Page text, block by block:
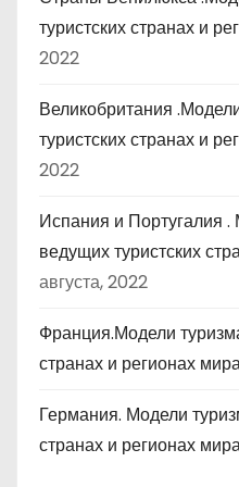
туристских странах и
2022
Великобритания
туристских странах и
2022
Испания и Португалия .
ведущих туристских
августа, 2022
Франция.Модели
странах и регионах
Германия. Модели
странах и регионах